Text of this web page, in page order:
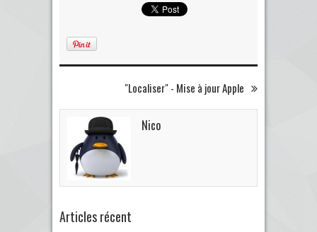
"Localiser" - Mise à jour Apple
Nico
Articles récent